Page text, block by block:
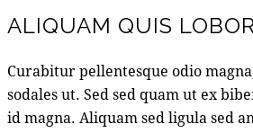
ALIQUAM QUIS
Curabitur pellentesque odio
sodales ut. Sed sed quam ut ex
id magna. Aliquam sed ligula sed